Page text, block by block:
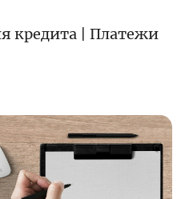
кредита | Платежи